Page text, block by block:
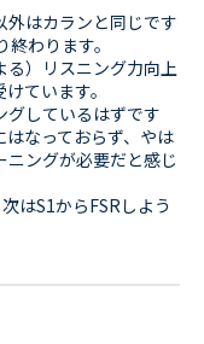
外はカランと同じです
わります。
る）リスニング力向上
ています。
グしているはずです
なっておらず、やは
ニングが必要だと感じ
はS1からFSRしよう